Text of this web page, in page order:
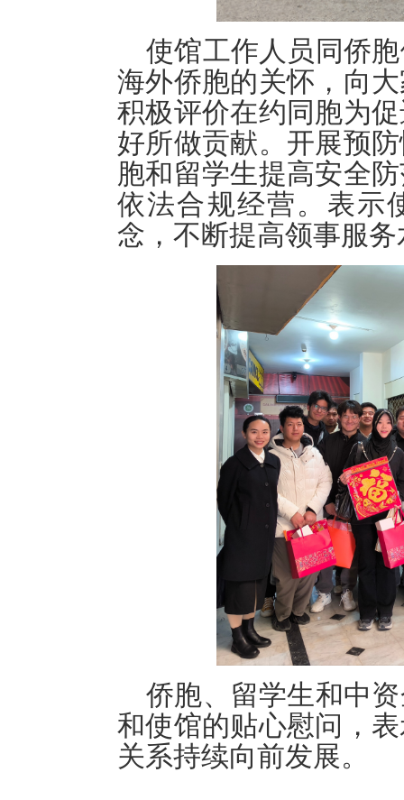
使馆工作人员同侨
海外侨胞的关怀，向
积极评价在约同胞为
好所做贡献。开展预
胞和留学生提高安全
依法合规经营。表示
念，不断提高领事服
侨胞、留学生和中
和使馆的贴心慰问，
关系持续向前发展。